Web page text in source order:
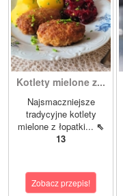
Kotlety mielone z...
Najsmaczniejsze
tradycyjne kotlety
mielone z łopatki... ⇖
13
Zobacz przepis!